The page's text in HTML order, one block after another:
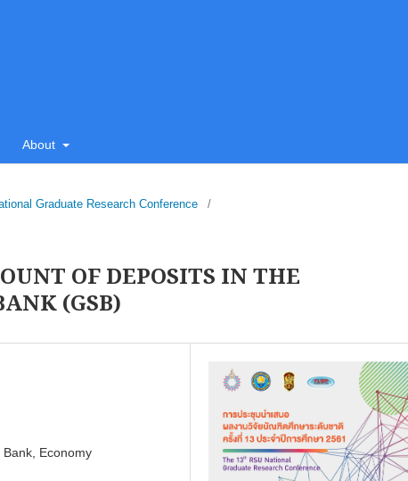
About
Graduate Research Conference
/
OF DEPOSITS IN THE
(GSB)
Economy